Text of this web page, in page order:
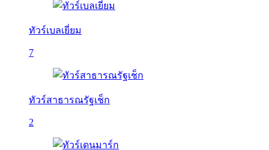
ทัวร์เบลเยี่ยม
7
ทัวร์สาธารณรัฐเช็ก
2